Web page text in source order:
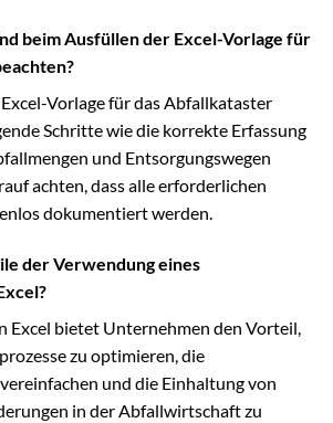
beim Ausfüllen der Excel-Vorlage für
Vorlage für das Abfallkataster
Schritte wie die korrekte Erfassung
und Entsorgungswegen
achten, dass alle erforderlichen
dokumentiert werden.
der Verwendung eines
Excel bietet Unternehmen den Vorteil,
zu optimieren, die
und die Einhaltung von
in der Abfallwirtschaft zu